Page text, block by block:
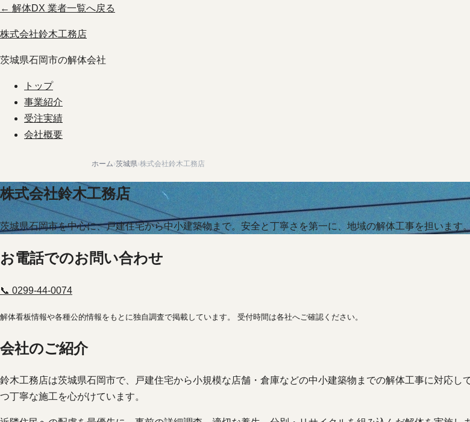
← 解体DX 業者一覧へ戻る
株式会社鈴木工務店
茨城県石岡市の解体会社
トップ
事業紹介
受注実績
会社概要
ホーム›茨城県›株式会社鈴木工務店
株式会社鈴木工務店
茨城県石岡市を中心に、戸建住宅から中小建築物まで。安全と丁寧さを第一に、地域の解体工事を担います
お電話でのお問い合わせ
📞 0299-44-0074
解体看板情報や各種公的情報をもとに独自調査で掲載しています。 受付時間は各社へご確認ください。
会社のご紹介
鈴木工務店は茨城県石岡市で、戸建住宅から小規模な店舗・倉庫などの中小建築物までの解体工事に対応
つ丁寧な施工を心がけています。